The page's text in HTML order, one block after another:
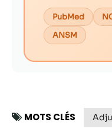
PubMed
ANSM
MOTS CLÉS